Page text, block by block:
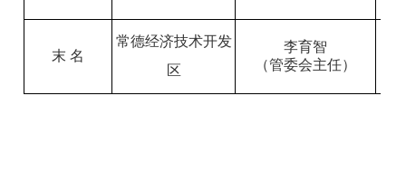
末 名
常德经济技术开发
区
李育智
（管委会主任）